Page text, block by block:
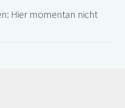
Hier momentan nicht